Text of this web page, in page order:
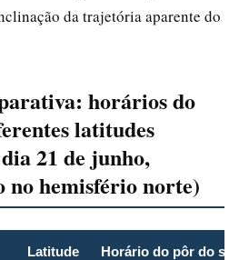
da trajetória aparente do
horários do
latitudes
21 de junho,
no hemisfério norte)
Latitude Horário do pôr do sol